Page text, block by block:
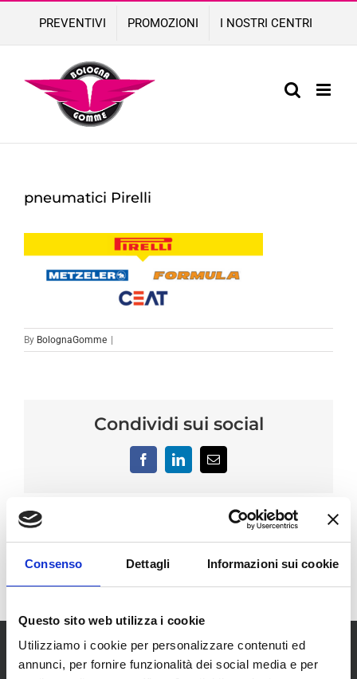
Consenso Dettagli Informazioni sui cookie
Questo sito web utilizza i cookie
Utilizziamo i cookie per personalizzare contenuti ed
annunci, per fornire funzionalità dei social media e per
content
PREVENTIVI PROMOZIONI I NOSTRI CENTRI
pneumatici Pirelli
By BolognaGomme
Condividi sui social
FacebookLinkedInEmail